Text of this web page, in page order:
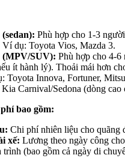
Phù hợp cho 1-3
Ví dụ: Toyota Vios, Mazda 3.
(MPV/SUV): Phù hợp cho 4-6
ít hành lý). Thoải mái hơn
Toyota Innova, Fortuner,
Carnival/Sedona (dòng cao
bao gồm:
Chi phí nhiên liệu cho quãng
xế: Lương theo ngày công
trình (bao gồm cả ngày di